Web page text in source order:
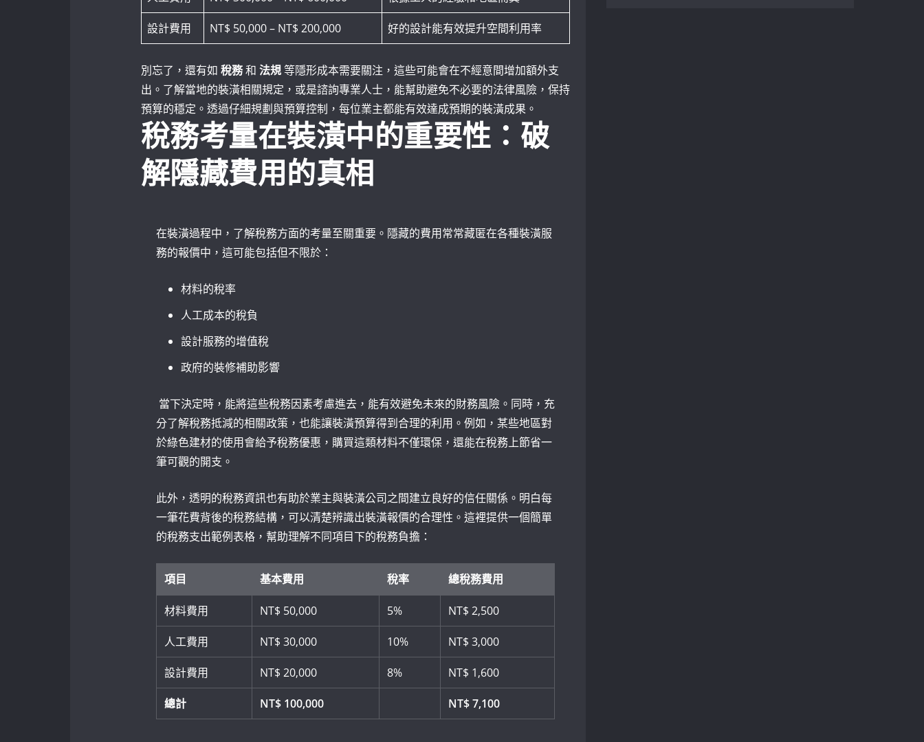
設計費用 NT$ 50,000 – NT$ 200,000 好的設計能有效提升空間利用率
別忘了，還有如 稅務和 法規等隱形成本需要關注，這些可能會在不經意間增加額外支
出。了解當地的裝潢相關規定，或是諮詢專業人士，能幫助避免不必要的法律風險，保持
預算的穩定。透過仔細規劃與預算控制，每位業主都能有效達成預期的裝潢成果。
稅務考量在裝潢中的重要性：破
解隱藏費用的真相
在裝潢過程中，了解稅務方面的考量至關重要。隱藏的費用常常藏匿在各種裝潢服
務的報價中，這可能包括但不限於：
材料的稅率
人工成本的稅負
設計服務的增值稅
政府的裝修補助影響
‍ 當下決定時，能將這些稅務因素考慮進去，能有效避免未來的財務風險。同時，充
分了解稅務抵減的相關政策，也能讓裝潢預算得到合理的利用。例如，某些地區對
於綠色建材的使用會給予稅務優惠，購買這類材料不僅環保，還能在稅務上節省一
筆可觀的開支。
此外，透明的稅務資訊也有助於業主與裝潢公司之間建立良好的信任關係。明白每
一筆花費背後的稅務結構，可以清楚辨識出裝潢報價的合理性。這裡提供一個簡單
的稅務支出範例表格，幫助理解不同項目下的稅務負擔：
項目 基本費用 稅率 總稅務費用
材料費用 NT$‍ 50,000 5% NT$ 2,500
人工費用 NT$ ⁢30,000 10% NT$ 3,000
設計費用 NT$ 20,000 8% NT$ 1,600
總計 NT$ 100,000 NT$ 7,100